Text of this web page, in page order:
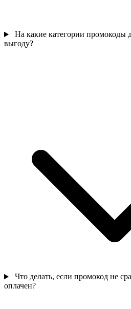
На какие категории промокоды
выгоду?
Что делать, если промокод не
оплачен?